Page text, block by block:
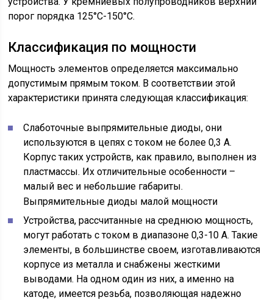
порог порядка 125°С-150°С.
Классификация по мощности
Мощность элементов определяется максимально
допустимым прямым током. В соответствии этой
характеристики принята следующая классификация:
Слаботочные выпрямительные диоды, они
используются в цепях с током не более 0,3 А.
Корпус таких устройств, как правило, выполнен из
пластмассы. Их отличительные особенности –
малый вес и небольшие габариты.
Выпрямительные диоды малой мощности
Устройства, рассчитанные на среднюю мощность,
могут работать с током в диапазоне 0,3-10 А. Такие
элементы, в большинстве своем, изготавливаются
корпусе из металла и снабжены жесткими
выводами. На одном один из них, а именно на
катоде, имеется резьба, позволяющая надежно